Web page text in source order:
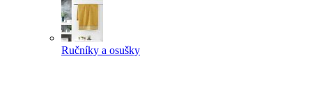
Ručníky a osušky